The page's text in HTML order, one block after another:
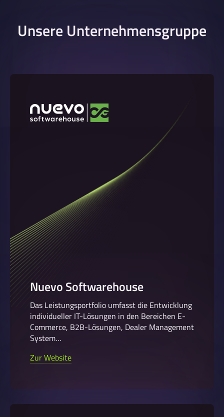
Unsere Unternehmensgruppe
Nuevo Softwarehouse
Das Leistungsportfolio umfasst die Entwicklung
individueller IT-Lösungen in den Bereichen E-
Commerce, B2B-Lösungen, Dealer Management
System…
Zur Website